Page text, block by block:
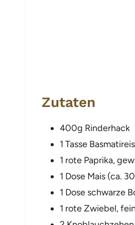
Zutaten
400g Rinderhack
1 Tasse Basmatireis
1 rote Paprika,
1 Dose Mais (ca.
1 Dose schwarze
1 rote Zwiebel,